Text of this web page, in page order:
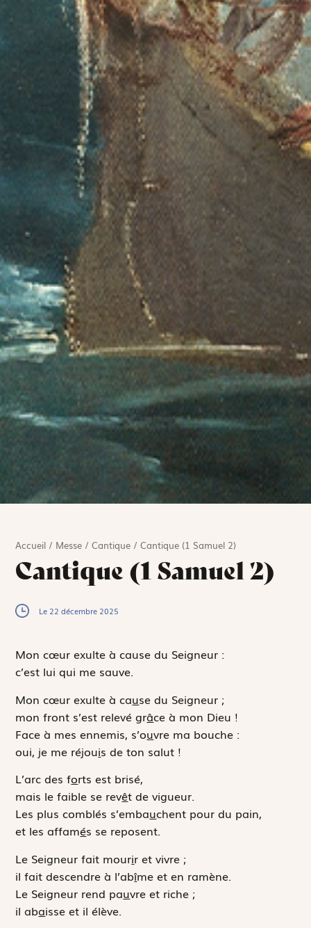
Accueil / Messe /Cantique /Cantique (1 Samuel 2)
Cantique (1 Samuel 2)
Le 22 décembre 2025
Mon cœur exulte à cause du Seigneur :
c’est lui qui me sauve.
Mon cœur exulte à cause du Seigneur ;
mon front s’est relevé grâce à mon Dieu !
Face à mes ennemis, s’ouvre ma bouche :
oui, je me réjouis de ton salut !
L’arc des forts est brisé,
mais le faible se revêt de vigueur.
Les plus comblés s’embauchent pour du pain,
et les affamés se reposent.
Le Seigneur fait mourir et vivre ;
il fait descendre à l’abîme et en ramène.
Le Seigneur rend pauvre et riche ;
il abaisse et il élève.